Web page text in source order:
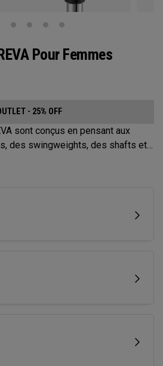
Pour Femmes
- 25% OFF
sont conçus en pensant aux
des swingweights, des shafts et
les fers Big Bertha REVA